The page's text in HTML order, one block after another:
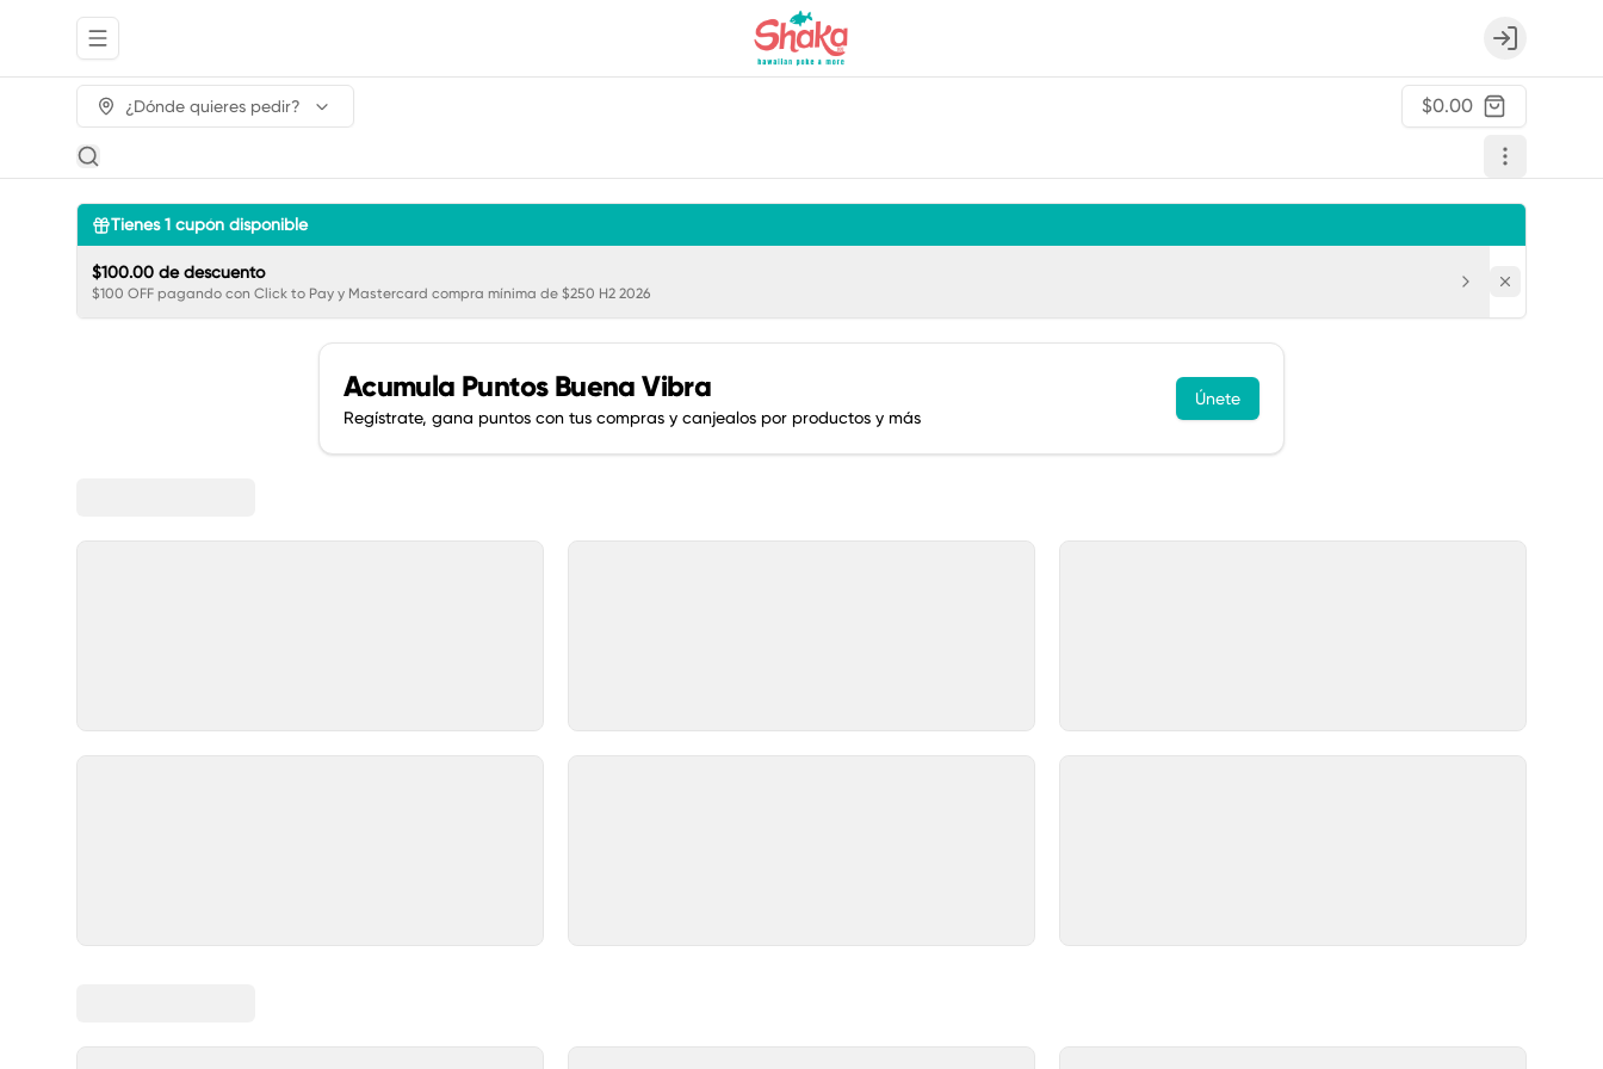
Abrir menu de navegación Login
¿Dónde quieres pedir? $0.00
Tienes1 cupón disponible
$100.00 de descuento
$100 OFF pagando con Click to Pay y Mastercard compra mínima de $250 H2 2026
Acumula Puntos Buena Vibra
Regístrate, gana puntos con tus compras y canjealos por productos y más
Únete